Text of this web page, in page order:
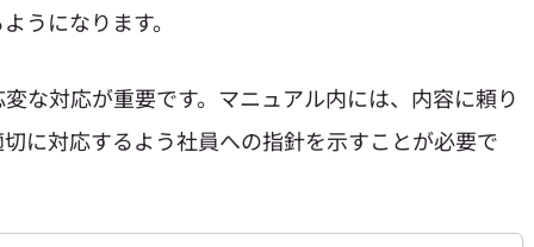
うになります。
な対応が重要です。マニュアル内には、内容に頼り
に対応するよう社員への指針を示すことが必要で